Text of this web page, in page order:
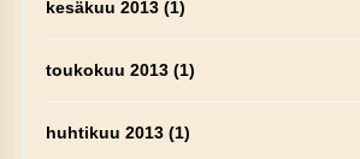
kesäkuu 2013(1)
toukokuu 2013(1)
huhtikuu 2013(1)